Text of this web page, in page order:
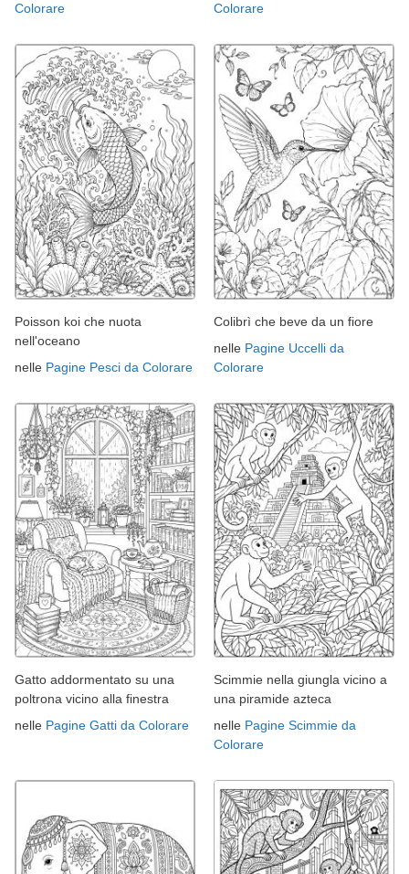
Colorare
Colorare
Poisson koi che nuota
nell'oceano
nelle Pagine Pesci da Colorare
Colibrì che beve da un fiore
nelle Pagine Uccelli da
Colorare
Gatto addormentato su una
poltrona vicino alla finestra
nelle Pagine Gatti da Colorare
Scimmie nella giungla vicino a
una piramide azteca
nelle Pagine Scimmie da
Colorare